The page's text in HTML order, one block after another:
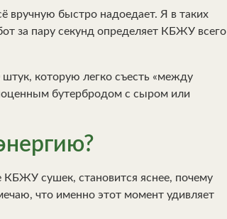
вручную быстро надоедает. Я в таких
за пару секунд определяет КБЖУ всего
которую легко съесть «между
бутербродом с сыром или
КБЖУ сушек, становится яснее, почему
что именно этот момент удивляет